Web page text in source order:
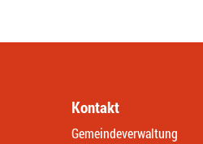
Kontakt
Gemeindeverwaltung